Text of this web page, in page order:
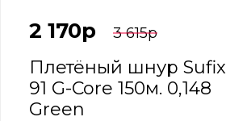
2 170р 3 615р
Плетёный шнур Sufix
91 G-Core 150м. 0,148
Green